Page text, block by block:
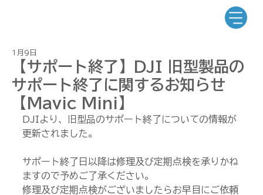
【サポート終了】DJI 旧型製品の
サポート終了に関するお知らせ
【Mavic Mini】
1月9日
DJIより、旧型品のサポート終了についての情報が
更新されました。
サポート終了日以降は修理及び定期点検を承りかね
ますので予めご了承ください。
修理及び定期点検がございましたらお早目にご依頼